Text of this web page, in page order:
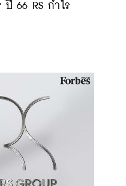
ปี 66 RS กำไร